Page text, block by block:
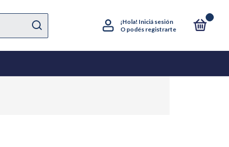
¡Hola! Iniciá sesión
O podés registrarte